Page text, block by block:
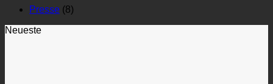
Presse (8)
Neueste